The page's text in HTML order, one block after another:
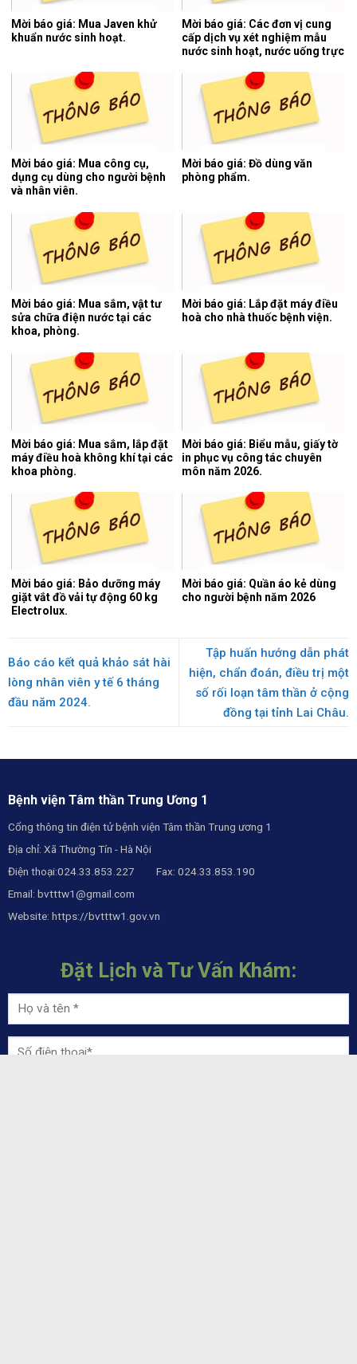
Mời báo giá: Mua Javen khử
khuẩn nước sinh hoạt.
Mời báo giá: Các đơn vị cung
cấp dịch vụ xét nghiệm mẫu
nước sinh hoạt, nước uống trực
cuối năm 2026.
Mời báo giá: Mua công cụ,
dụng cụ dùng cho người bệnh
và nhân viên.
Mời báo giá: Đồ dùng văn
phòng phẩm.
Mời báo giá: Mua sắm, vật tư
sửa chữa điện nước tại các
khoa, phòng.
Mời báo giá: Lắp đặt máy điều
hoà cho nhà thuốc bệnh viện.
Mời báo giá: Mua sắm, lắp đặt
máy điều hoà không khí tại các
khoa phòng.
Mời báo giá: Biểu mẫu, giấy tờ
in phục vụ công tác chuyên
môn năm 2026.
Mời báo giá: Bảo dưỡng máy
giặt vắt đồ vải tự động 60 kg
Electrolux.
Mời báo giá: Quần áo kẻ dùng
cho người bệnh năm 2026
Báo cáo kết quả khảo sát hài
lòng nhân viên y tế 6 tháng
đầu năm 2024.
Tập huấn hướng dẫn phát
hiện, chẩn đoán, điều trị một
số rối loạn tâm thần ở cộng
đồng tại tỉnh Lai Châu.
Bệnh viện Tâm thần Trung Ương 1
Cổng thông tin điện tử bệnh viện Tâm thần Trung ương 1
Địa chỉ: Xã Thường Tín - Hà Nội
Điện thoại:024.33.853.227 Fax: 024.33.853.190
Email: bvtttw1@gmail.com
Website: https://bvtttw1.gov.vn
Đặt Lịch và Tư Vấn Khám: